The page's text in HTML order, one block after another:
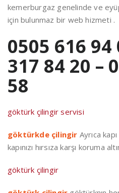
kemerburgaz genelinde ve
için bulunmaz bir web hizmeti .
0505 616 94
317 84 20 –
58
göktürk çilingir servisi
göktürkde çilingir Ayrıca
kapınızı hırsıza karşı koruma
göktürk çilingir